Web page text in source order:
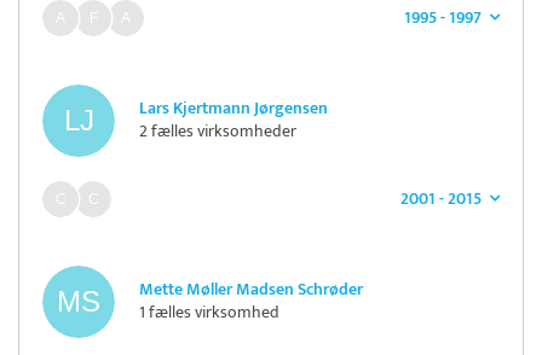
1995 - 1997
Lars Kjertmann Jørgensen
2 fælles virksomheder
2001 - 2015
Mette Møller Madsen Schrøder
1 fælles virksomhed